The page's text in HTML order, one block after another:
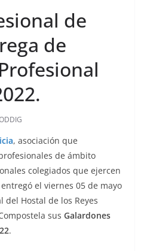
de
de
, asociación que
de ámbito
colegiados que ejercen
el viernes 05 de mayo
del Hostal de los Reyes
sus Galardones
.